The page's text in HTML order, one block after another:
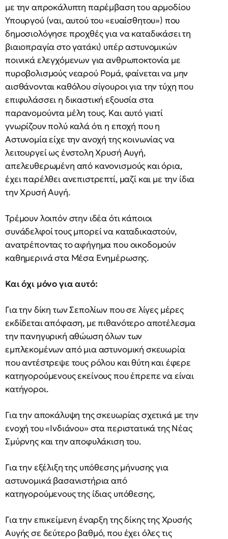
με την απροκάλυπτη παρέμβαση του αρμοδίου
Υπουργού (ναι, αυτού του «ευαίσθητου») που
δημοσιολόγησε προχθές για να καταδικάσει τη
βιαιοπραγία στο γατάκι) υπέρ αστυνομικών
ποινικά ελεγχόμενων για ανθρωποκτονία με
πυροβολισμούς νεαρού Ρομά, φαίνεται να μην
αισθάνονται καθόλου σίγουροι για την τύχη που
επιφυλάσσει η δικαστική εξουσία στα
παρανομούντα μέλη τους. Και αυτό γιατί
γνωρίζουν πολύ καλά ότι η εποχή που η
Αστυνομία είχε την ανοχή της κοινωνίας να
λειτουργεί ως ένστολη Χρυσή Αυγή,
απελευθερωμένη από κανονισμούς και όρια,
έχει παρέλθει ανεπιστρεπτί, μαζί και με την ίδια
την Χρυσή Αυγή.
Τρέμουν λοιπόν στην ιδέα ότι κάποιοι
συνάδελφοί τους μπορεί να καταδικαστούν,
ανατρέποντας το αφήγημα που οικοδομούν
καθημερινά στα Μέσα Ενημέρωσης.
Και όχι μόνο για αυτό:
Για την δίκη των Σεπολίων που σε λίγες μέρες
εκδίδεται απόφαση, με πιθανότερο αποτέλεσμα
την πανηγυρική αθώωση όλων των
εμπλεκομένων από μια αστυνομική σκευωρία
που αντέστρεψε τους ρόλου και θύτη και έφερε
κατηγορούμενους εκείνους που έπρεπε να είναι
κατήγοροι.
Για την αποκάλυψη της σκευωρίας σχετικά με την
ενοχή του «Ινδιάνου» στα περιστατικά της Νέας
Σμύρνης και την αποφυλάκιση του.
Για την εξέλιξη της υπόθεσης μήνυσης για
αστυνομικά βασανιστήρια από
κατηγορούμενους της ίδιας υπόθεσης,
Για την επικείμενη έναρξη της δίκης της Χρυσής
Αυγής σε δεύτερο βαθμό, που έχει όλες τις